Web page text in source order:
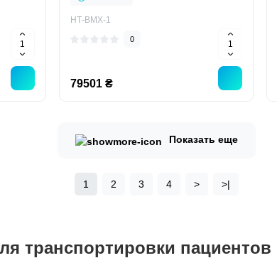
НТ-ВМХ-1
0
79501 ₴
Показать еще
1 2 3 4 > >|
транспортировки пациентов